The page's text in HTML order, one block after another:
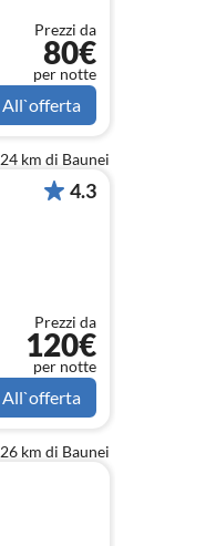
Prezzi da
80€
per notte
All`offerta
24 km di Baunei
4.3
Prezzi da
120€
per notte
All`offerta
26 km di Baunei